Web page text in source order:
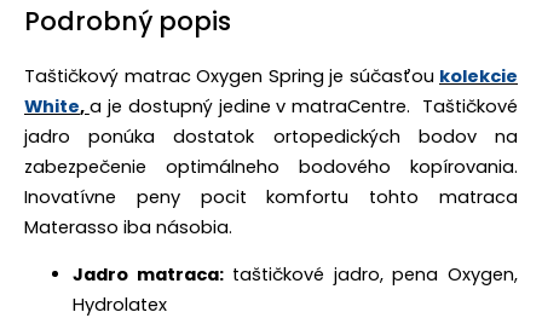
Podrobný popis
Taštičkový matrac Oxygen Spring je súčasťou kolekcie
White, a je dostupný jedine v matraCentre. Taštičkové
jadro ponúka dostatok ortopedických bodov na
zabezpečenie optimálneho bodového kopírovania.
Inovatívne peny pocit komfortu tohto matraca
Materasso iba násobia.
Jadro matraca:taštičkové jadro, pena Oxygen,
Hydrolatex